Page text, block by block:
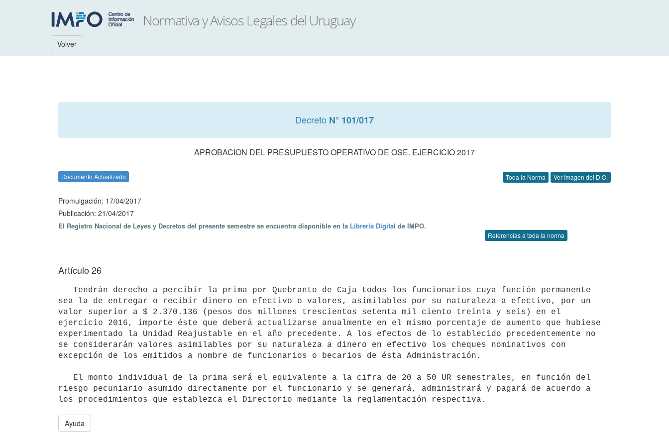
Volver
Decreto N° 101/017
APROBACION DEL PRESUPUESTO OPERATIVO DE OSE. EJERCICIO 2017
Documento Actualizado Toda la Norma Ver Imagen del D.O.
Promulgación: 17/04/2017
Publicación: 21/04/2017
El Registro Nacional de Leyes y Decretos del presente semestre se encuentra disponible en la Librería Digital de IMPO.
Referencias a toda la norma
Artículo 26
sea la de entregar o recibir dinero en efectivo o valores, asimilables por su naturaleza a efectivo, por un
valor superior a $ 2.370.136 (pesos dos millones trescientos setenta mil ciento treinta y seis) en el
ejercicio 2016, importe éste que deberá actualizarse anualmente en el mismo porcentaje de aumento que hubiese
experimentado la Unidad Reajustable en el año precedente. A los efectos de lo establecido precedentemente no
se considerarán valores asimilables por su naturaleza a dinero en efectivo los cheques nominativos con
excepción de los emitidos a nombre de funcionarios o becarios de ésta Administración.
riesgo pecuniario asumido directamente por el funcionario y se generará, administrará y pagará de acuerdo a
Ayuda